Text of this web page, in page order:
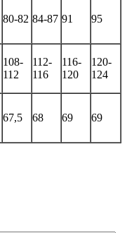
80-82 84-87 91 95
108-
112
112-
116
116-
120
120-
124
67,5 68 69 69